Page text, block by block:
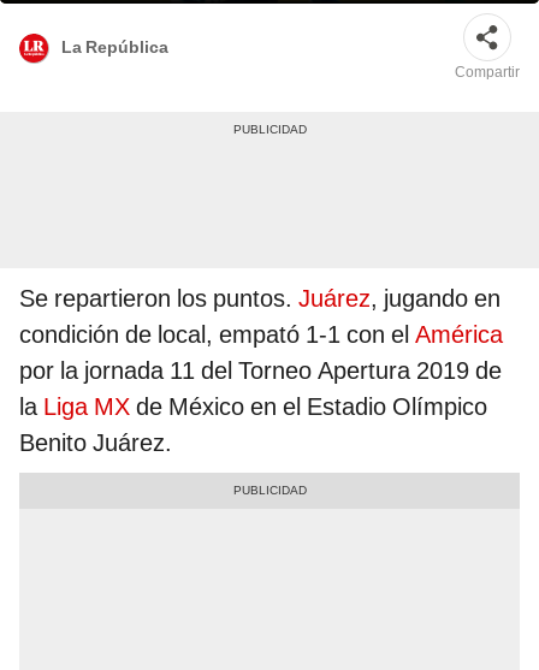
La República
Compartir
Se repartieron los puntos. Juárez, jugando en
condición de local, empató 1-1 con el América
por la jornada 11 del Torneo Apertura 2019 de
la Liga MX de México en el Estadio Olímpico
Benito Juárez.